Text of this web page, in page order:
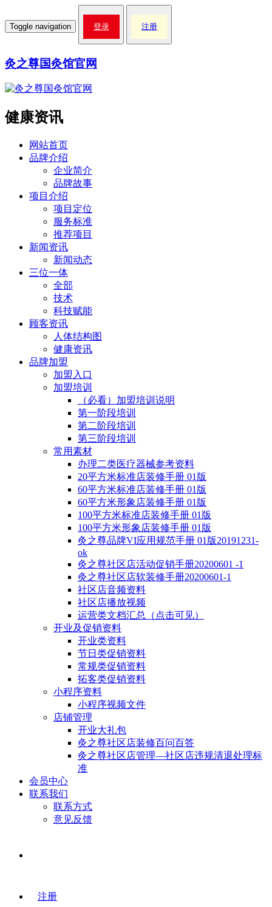
Toggle navigation 登录 注册
灸之尊国灸馆官网
健康资讯
网站首页
品牌介绍
企业简介
品牌故事
项目介绍
项目定位
服务标准
推荐项目
新闻资讯
新闻动态
三位一体
全部
技术
科技赋能
顾客资讯
人体结构图
健康资讯
品牌加盟
加盟入口
加盟培训
（必看）加盟培训说明
第一阶段培训
第二阶段培训
第三阶段培训
常用素材
办理二类医疗器械参考资料
20平方米标准店装修手册 01版
60平方米标准店装修手册 01版
60平方米形象店装修手册 01版
100平方米标准店装修手册 01版
100平方米形象店装修手册 01版
灸之尊品牌VI应用规范手册 01版20191231-
ok
灸之尊社区店活动促销手册20200601 -1
灸之尊社区店软装修手册20200601-1
社区店音频资料
社区店播放视频
运营类文档汇总（点击可见）
开业及促销资料
开业类资料
节日类促销资料
常规类促销资料
拓客类促销资料
小程序资料
小程序视频文件
店铺管理
开业大礼包
灸之尊社区店装修百问百答
灸之尊社区店管理—社区店违规清退处理标
准
会员中心
联系我们
联系方式
意见反馈
注册